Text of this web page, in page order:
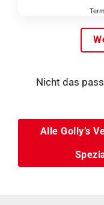
Nicht das
Alle Golly’s